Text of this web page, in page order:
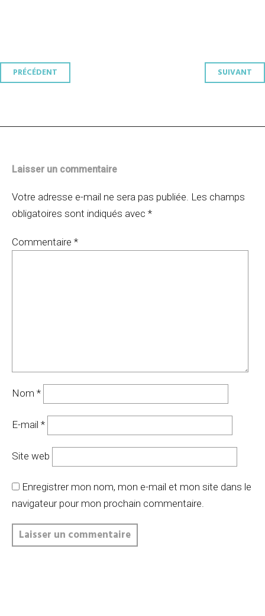
Navigation
PRÉCÉDENT SUIVANT
Laisser un commentaire
Votre adresse e-mail ne sera pas publiée. Les champs
obligatoires sont indiqués avec *
Commentaire *
Nom *
E-mail *
Site web
Enregistrer mon nom, mon e-mail et mon site dans le
navigateur pour mon prochain commentaire.